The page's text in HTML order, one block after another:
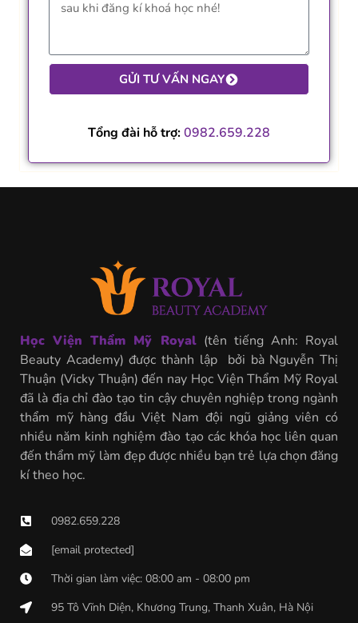
GỬI TƯ VẤN NGAY
Tổng đài hỗ trợ:0982.659.228
Học Viện Thẩm Mỹ Royal(tên tiếng Anh: Royal
Beauty Academy) được thành lập bởi bà Nguyễn Thị
Thuận (Vicky Thuận) đến nay Học Viện Thẩm Mỹ Royal
đã là địa chỉ đào tạo tin cậy chuyên nghiệp trong ngành
thẩm mỹ hàng đầu Việt Nam đội ngũ giảng viên có
nhiều năm kinh nghiệm đào tạo các khóa học liên quan
đến thẩm mỹ làm đẹp được nhiều bạn trẻ lựa chọn đăng
kí theo học.
0982.659.228
[email protected]
Thời gian làm việc: 08:00 am - 08:00 pm
95 Tô Vĩnh Diện, Khương Trung, Thanh Xuân, Hà Nội